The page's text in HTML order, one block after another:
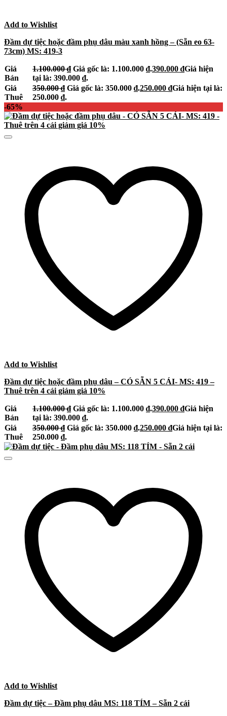
Add to Wishlist
Đầm dự tiệc hoặc đầm phụ dâu màu xanh hồng – (Sẵn eo 63-
73cm) MS: 419-3
Giá
Bán
1.100.000₫ Giá gốc là: 1.100.000 ₫.390.000 ₫Giá hiện
tại là: 390.000 ₫.
Giá
Thuê
350.000₫ Giá gốc là: 350.000 ₫.250.000 ₫Giá hiện tại là:
250.000 ₫.
-65%
Add to Wishlist
Đầm dự tiệc hoặc đầm phụ dâu – CÓ SẴN 5 CÁI- MS: 419 –
Thuê trên 4 cái giảm giá 10%
Giá
Bán
1.100.000₫ Giá gốc là: 1.100.000 ₫.390.000 ₫Giá hiện
tại là: 390.000 ₫.
Giá
Thuê
350.000₫ Giá gốc là: 350.000 ₫.250.000 ₫Giá hiện tại là:
250.000 ₫.
Add to Wishlist
Đầm dự tiệc – Đầm phụ dâu MS: 118 TÍM – Sẵn 2 cái